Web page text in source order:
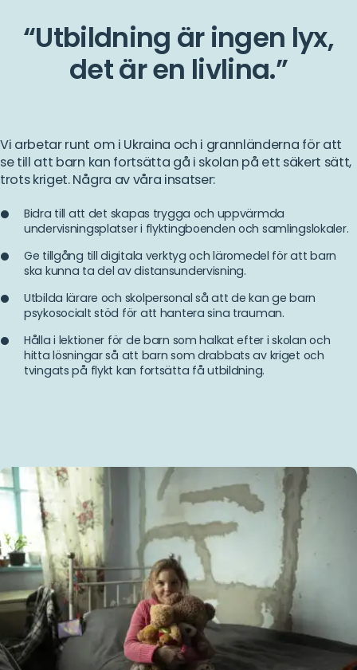
Utbildning är ingen lyx,
det är en livlina.
Vi arbetar runt om i Ukraina och i grannländerna för att
se till att barn kan fortsätta gå i skolan på ett säkert sätt,
trots kriget. Några av våra insatser:
Bidra till att det skapas trygga och uppvärmda
undervisningsplatser i flyktingboenden och samlingslokaler.
Ge tillgång till digitala verktyg och läromedel för att barn
ska kunna ta del av distansundervisning.
Utbilda lärare och skolpersonal så att de kan ge barn
psykosocialt stöd för att hantera sina trauman.
Hålla i lektioner för de barn som halkat efter i skolan och
hitta lösningar så att barn som drabbats av kriget och
tvingats på flykt kan fortsätta få utbildning.